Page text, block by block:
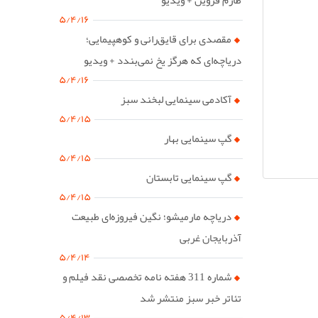
۵/۴/۱۶
مقصدی برای قایق‌رانی و کوهپیمایی؛
دریاچه‌ای که هرگز یخ نمی‌بندد + ویدیو
۵/۴/۱۶
آکادمی سینمایی لبخند سبز
۵/۴/۱۵
گپ سینمایی بهار
۵/۴/۱۵
گپ سینمایی تابستان
۵/۴/۱۵
دریاچه مارمیشو؛ نگین فیروزه‌ای طبیعت
آذربایجان غربی
۵/۴/۱۴
شماره 311 هفته نامه تخصصی نقد فیلم و
تئاتر خبر سبز منتشر شد